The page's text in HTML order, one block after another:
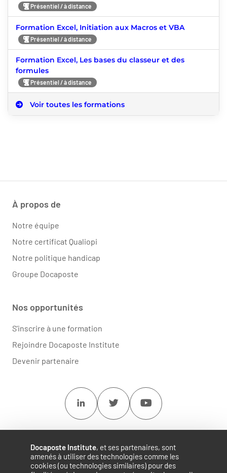
Docaposte Institute, et ses partenaires, sont
amenés à utiliser des technologies comme les
cookies (ou technologies similaires) pour des
Présentiel / à distance
Formation Excel, Initiation aux Macros et VBA
Présentiel / à distance
Formation Excel, Les bases du classeur et des
formules
Présentiel / à distance
Voir toutes les formations
À propos de
Notre équipe
Notre certificat Qualiopi
Notre politique handicap
Groupe Docaposte
Nos opportunités
S'inscrire à une formation
Rejoindre Docaposte Institute
Devenir partenaire
Linkedin Twitter Youtube